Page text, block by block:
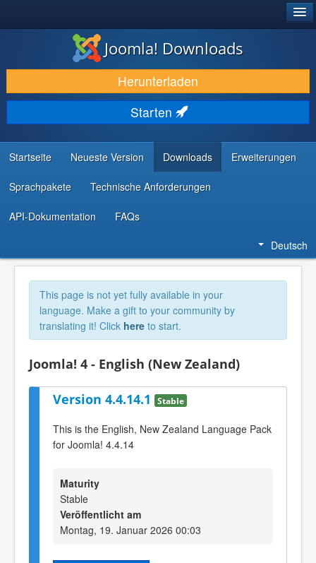
DOWNLOAD & ERWEITERN
ENTDECKEN & LERNEN
COMMUNITY & SUPPORT
RESSOURCEN FÜR ENTWICKLER
Joomla! Downloads
Herunterladen
Starten
Startseite Neueste Version Downloads Erweiterungen
Sprachpakete Technische Anforderungen
API-Dokumentation FAQs
Deutsch
This page is not yet fully available in your
language. Make a gift to your community by
translating it! Click here to start.
Joomla! 4 - English (New Zealand)
Version 4.4.14.1 Stable
This is the English, New Zealand Language Pack
for Joomla! 4.4.14
Maturity
Stable
Veröffentlicht am
Montag, 19. Januar 2026 00:03